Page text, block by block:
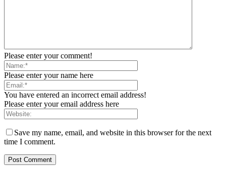
Please enter your comment!
Please enter your name here
You have entered an incorrect email address!
Please enter your email address here
Save my name, email, and website in this browser for the next
time I comment.